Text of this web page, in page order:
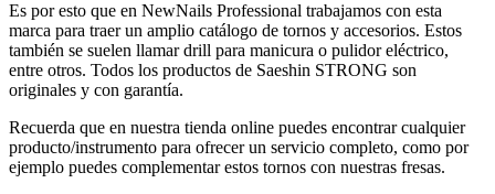
Es por esto que en NewNails Professional trabajamos con esta
marca para traer un amplio catálogo de tornos y accesorios. Estos
también se suelen llamar drill para manicura o pulidor eléctrico,
entre otros. Todos los productos de Saeshin STRONG son
originales y con garantía.
Recuerda que en nuestra tienda online puedes encontrar cualquier
producto/instrumento para ofrecer un servicio completo, como por
ejemplo puedes complementar estos tornos con nuestras fresas.